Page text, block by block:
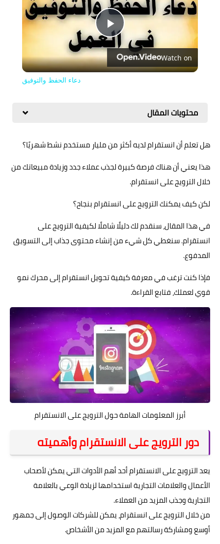
Play
Video
Watch on
دعاء الحفظ والتوفيق
محتويات المقال
هل تعلم أن انستقرام لديه أكثر من مليار مستخدم نشط شهريًا؟
هذا يعني أن هناك فرصة كبيرة لجذب عملاء جدد وزيادة مبيعاتك من
خلال الترويج على انستقرام.
لكن كيف يمكنك الترويج على انستقرام بنجاح؟
في هذا المقال، سنقدم لك دليلًا شاملًا لكيفية الترويج على
انستقرام. سنغطي كل شيء من إنشاء محتوى جذاب إلى التسويق
المدفوع.
فإذا كنت ترغب في معرفة كيفية تحويل انستقرام إلى محرك نمو
قوي لعملك، فتابع القراءة.
أبرز المعلومات الهامة حول الترويج على الانستقرام
دور الترويج على الانستقرام وأهميته
يعد الترويج على الانستقرام أحد أهم الأدوات التي يمكن لأصحاب
الأعمال والعلامات التجارية استخدامها لزيادة الوعي بالعلامة
التجارية وجذب المزيد من العملاء.
من خلال الترويج على انستقرام، يمكن للشركات الوصول إلى جمهور
أوسع ومشاركة رسالتهم مع المزيد من الأشخاص.